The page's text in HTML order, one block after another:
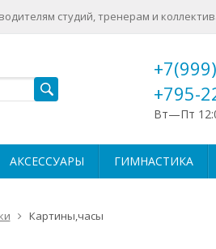
студий, тренерам и
+795-
Вт—Пт
АКСЕССУАРЫ ГИМНАСТИКА
Картины,часы